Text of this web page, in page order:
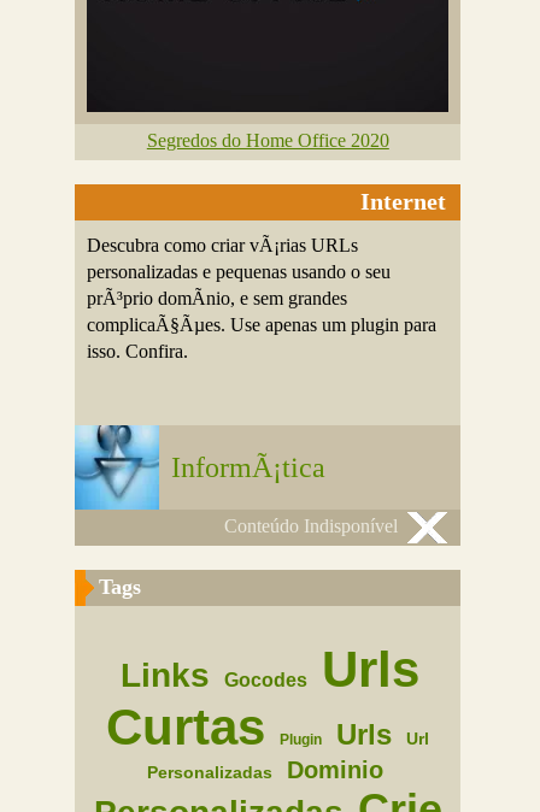
Segredos do Home Office 2020
Internet
Descubra como criar vÃ¡rias URLs
personalizadas e pequenas usando o seu
prÃ³prio domÃ­nio, e sem grandes
complicaÃ§Ãµes. Use apenas um plugin para
isso. Confira.
InformÃ¡tica
Conteúdo Indisponível
Tags
Links Gocodes
Urls
Curtas
Plugin Urls
Url
Personalizadas
Dominio